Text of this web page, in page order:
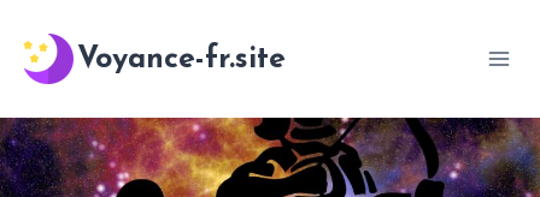
contenu
Voyance-fr.site